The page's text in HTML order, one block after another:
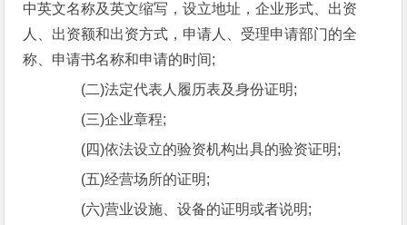
中英文名称及英文缩写，设立地址，企业形式、出资
人、出资额和出资方式，申请人、受理申请部门的全
称、申请书名称和申请的时间;
(二)法定代表人履历表及身份证明;
(三)企业章程;
(四)依法设立的验资机构出具的验资证明;
(五)经营场所的证明;
(六)营业设施、设备的证明或者说明;